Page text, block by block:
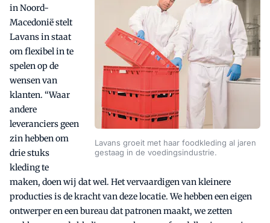
Lavans groeit met haar foodkleding al jaren
gestaag in de voedingsindustrie.
in Noord-
Macedonië stelt
Lavans in staat
om flexibel in te
spelen op de
wensen van
klanten. “Waar
andere
leveranciers geen
zin hebben om
drie stuks
kleding te
maken, doen wij dat wel. Het vervaardigen van kleinere
producties is de kracht van deze locatie. We hebben een eigen
ontwerper en een bureau dat patronen maakt, we zetten